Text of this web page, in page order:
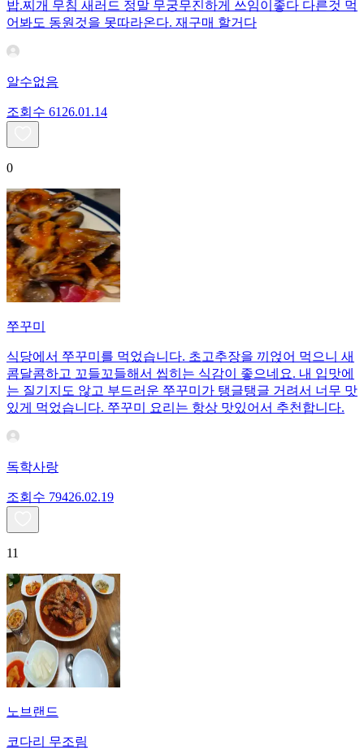
밥.찌개 무침 새러드 정말 무궁무진하게 쓰임이좋다 다른것 먹
어봐도 동원것을 못따라온다. 재구매 할거다
알수없음
조회수 61 26.01.14
0
쭈꾸미
식당에서 쭈꾸미를 먹었습니다. 초고추장을 끼얹어 먹으니 새
콤달콤하고 꼬들꼬들해서 씹히는 식감이 좋으네요. 내 입맛에
는 질기지도 않고 부드러운 쭈꾸미가 탱글탱글 거려서 너무 맛
있게 먹었습니다. 쭈꾸미 요리는 항상 맛있어서 추천합니다.
독학사랑
조회수 79426.02.19
11
노브랜드
코다리 무조림